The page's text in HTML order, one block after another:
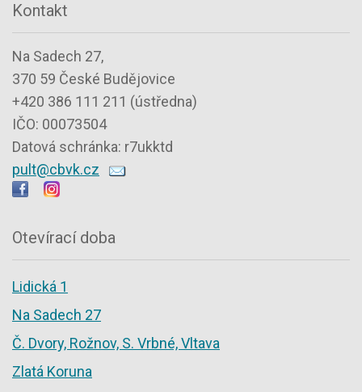
Kontakt
Na Sadech 27,
370 59 České Budějovice
+420 386 111 211 (ústředna)
IČO: 00073504
Datová schránka: r7ukktd
pult@cbvk.cz
Otevírací doba
Lidická 1
Na Sadech 27
Č. Dvory, Rožnov, S. Vrbné, Vltava
Zlatá Koruna